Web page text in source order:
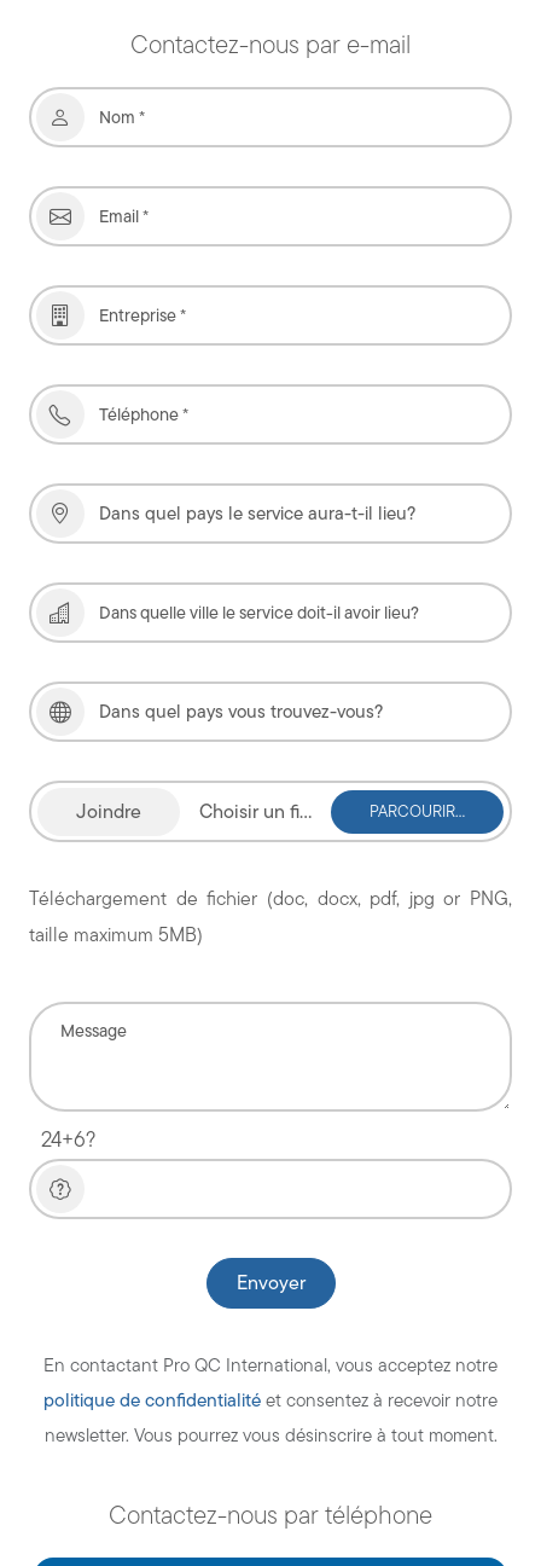
Contactez-nous par e-mail
Choisir un fichier
Téléchargement de fichier (doc, docx, pdf, jpg or PNG,
taille maximum 5MB)
24+6?
En contactant Pro QC International, vous acceptez notre
politique de confidentialitéet consentez à recevoir notre
newsletter. Vous pourrez vous désinscrire à tout moment.
Contactez-nous par téléphone